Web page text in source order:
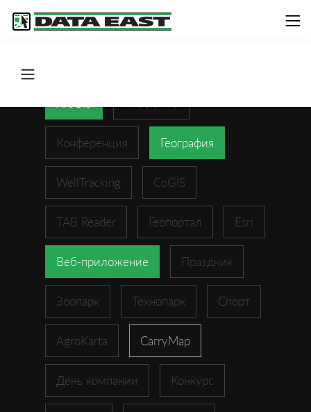
Конференция География
WellTracking CoGIS
TAB Reader Геопортал Esri
Веб-приложение Праздник
Зоопарк Технопарк Спорт
AgroKarta CarryMap
День компании Конкурс